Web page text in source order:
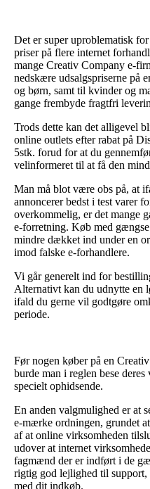
Det er super uproblematisk
priser på flere internet
mange Creativ Company e-
nedskære udsalgspriserne på
og børn, samt til kvinder og
gange frembyde fragtfri
Trods dette kan det alligevel
online outlets efter rabat på
5stk. forud for at du
velinformeret til at få den
Man må blot være obs på, at
annoncerer bedst i test varer
overkommelig, er det mange
e-forretning. Køb med
mindre dækket ind under en
imod falske e-forhandlere.
Vi går generelt ind for
Alternativt kan du udnytte en
ifald du gerne vil godtgøre
periode.
Før nogen køber på en
burde man i reglen bese
specielt ophidsende.
En anden valgmulighed er at
e-mærke ordningen, grundet
af at online virksomheden
udover at internet
fagmænd der er indført i de
rigtig god lejlighed til
med dit indkøb.